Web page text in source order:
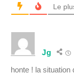
Le
Jg
honte ! la